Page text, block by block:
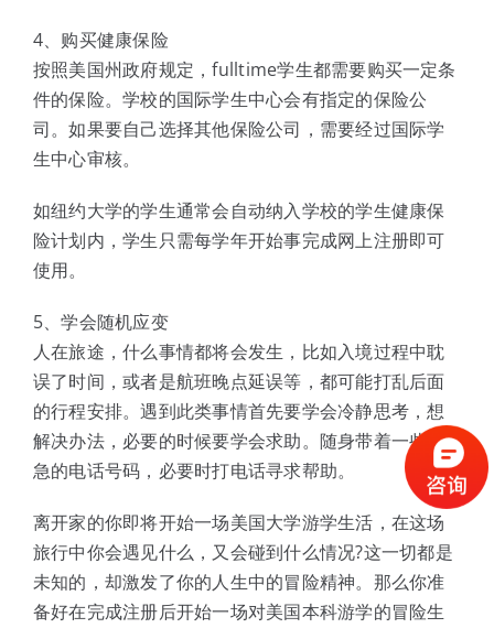
4、购买健康保险
按照美国州政府规定，fulltime学生都需要购买一定条
件的保险。学校的国际学生中心会有指定的保险公
司。如果要自己选择其他保险公司，需要经过国际学
生中心审核。
如纽约大学的学生通常会自动纳入学校的学生健康保
险计划内，学生只需每学年开始事完成网上注册即可
使用。
5、学会随机应变
人在旅途，什么事情都将会发生，比如入境过程中耽
误了时间，或者是航班晚点延误等，都可能打乱后面
的行程安排。遇到此类事情首先要学会冷静思考，想
解决办法，必要的时候要学会求助。随身带着一些应
急的电话号码，必要时打电话寻求帮助。
离开家的你即将开始一场美国大学游学生活，在这场
旅行中你会遇见什么，又会碰到什么情况?这一切都是
未知的，却激发了你的人生中的冒险精神。那么你准
备好在完成注册后开始一场对美国本科游学的冒险生